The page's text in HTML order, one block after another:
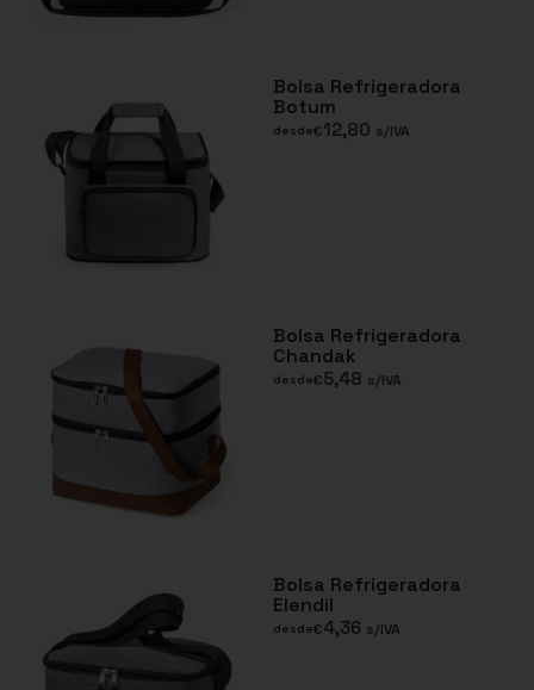
Bolsa Refrigeradora
Botum
desde€12,80 s/IVA
Bolsa Refrigeradora
Chandak
desde€5,48 s/IVA
Bolsa Refrigeradora
Elendil
desde€4,36 s/IVA